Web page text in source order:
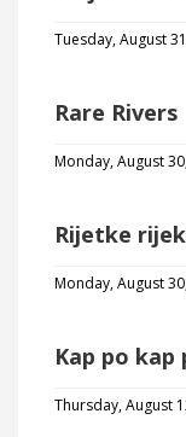
Tuesday, August
Rare Rivers
Monday, August
Rijetke
Monday, August
Kap po kap
Thursday, August